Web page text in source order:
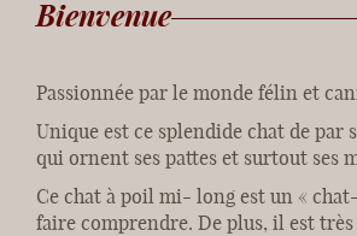
Bienvenue
Passionnée par le monde félin et
Unique est ce splendide chat de par
qui ornent ses pattes et surtout ses
Ce chat à poil mi- long est un «
faire comprendre. De plus, il est